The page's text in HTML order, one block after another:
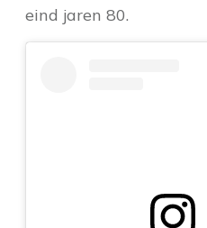
eind jaren 80.